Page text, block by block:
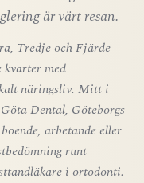
är värt resan.
Tredje och Fjärde
kvarter med
näringsliv. Mitt i
Dental, Göteborgs
arbetande eller
runt
i ortodonti.